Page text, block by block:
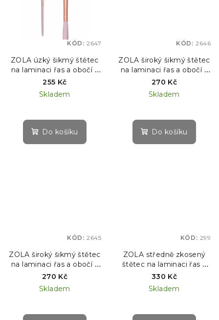
ZOLA úzký šikmý štětec
na laminaci řas a obočí –
SVĚTLE RŮŽOVÁ EDICE
#01
255 Kč
Skladem
Do košíku
KÓD: 2647
ZOLA široký šikmý štětec
na laminaci řas a obočí –
RŮŽOVÁ EDICE #02
270 Kč
Skladem
Do košíku
KÓD: 2646
ZOLA široký šikmý štětec
na laminaci řas a obočí –
SVĚTLE RŮŽOVÁ EDICE
#02
270 Kč
Skladem
KÓD: 2645
ZOLA středně zkosený
štětec na laminaci řas a
obočí – RŮŽOVÁ EDICE
#8
330 Kč
Skladem
KÓD: 299